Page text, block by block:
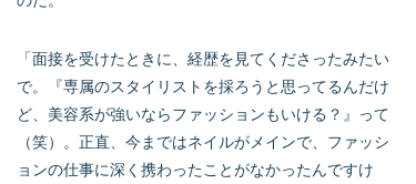
「面接を受けたときに、経歴を見てくださったみたい
で。『専属のスタイリストを採ろうと思ってるんだけ
ど、美容系が強いならファッションもいける？』って
（笑）。正直、今まではネイルがメインで、ファッシ
ョンの仕事に深く携わったことがなかったんですけ